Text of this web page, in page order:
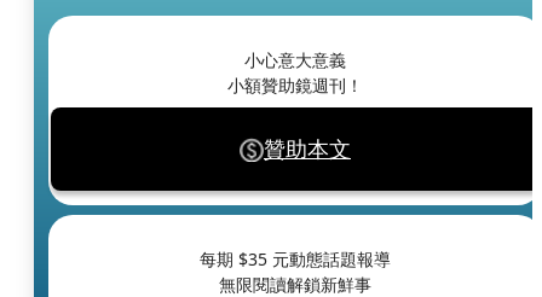
小心意大意義
小額贊助鏡週刊！
贊助本文
每期 $35 元動態話題報導
無限閱讀解鎖新鮮事